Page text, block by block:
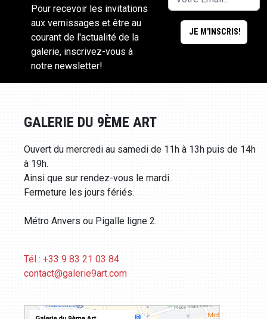
Pour recevoir les invitations
aux vernissages et être au
courant de l'actualité de la
galerie, inscrivez-vous à
notre newsletter!
GALERIE DU 9ÈME ART
Ouvert du mercredi au samedi de 11h à 13h puis de 14h
à 19h.
Ainsi que sur rendez-vous le mardi.
Fermeture les jours fériés.
Métro Anvers ou Pigalle ligne 2.
Tél : +33 9 83 21 03 84
contact@galerie9art.com